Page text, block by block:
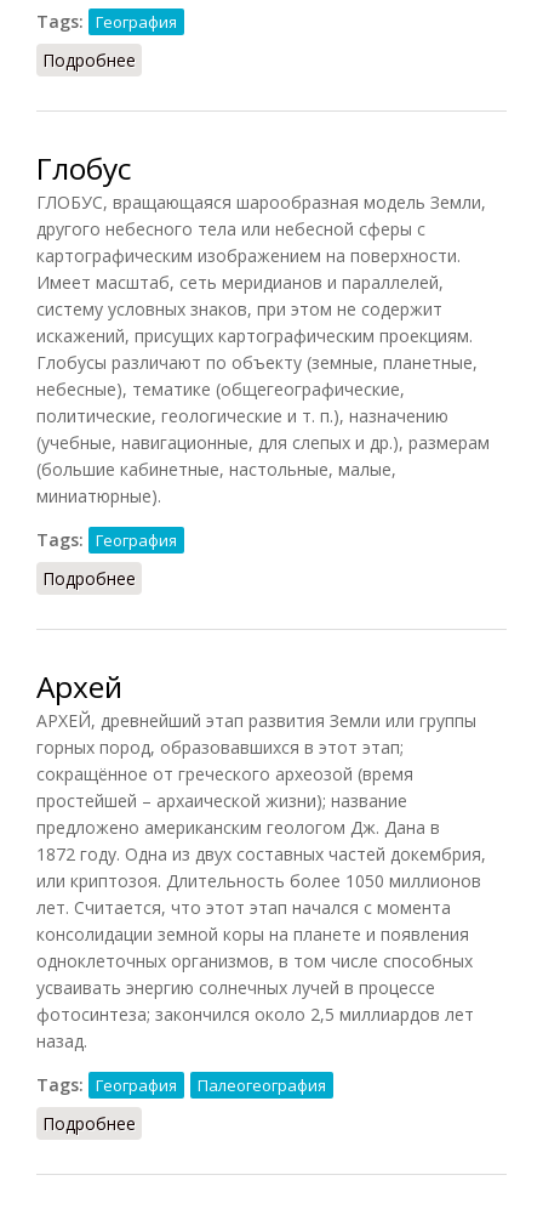
Tags: География
Подробнее
Глобус
ГЛОБУС, вращающаяся шарообразная модель Земли,
другого небесного тела или небесной сферы с
картографическим изображением на поверхности.
Имеет масштаб, сеть меридианов и параллелей,
систему условных знаков, при этом не содержит
искажений, присущих картографическим проекциям.
Глобусы различают по объекту (земные, планетные,
небесные), тематике (общегеографические,
политические, геологические и т. п.), назначению
(учебные, навигационные, для слепых и др.), размерам
(большие кабинетные, настольные, малые,
миниатюрные).
Tags:
География
Подробнее
Архей
АРХЕЙ, древнейший этап развития Земли или группы
горных пород, образовавшихся в этот этап;
сокращённое от греческого археозой (время
простейшей – архаической жизни); название
предложено американским геологом Дж. Дана в
1872 году. Одна из двух составных частей докембрия,
или криптозоя. Длительность более 1050 миллионов
лет. Считается, что этот этап начался с момента
консолидации земной коры на планете и появления
одноклеточных организмов, в том числе способных
усваивать энергию солнечных лучей в процессе
фотосинтеза; закончился около 2,5 миллиардов лет
назад.
Tags:
География Палеогеография
Подробнее